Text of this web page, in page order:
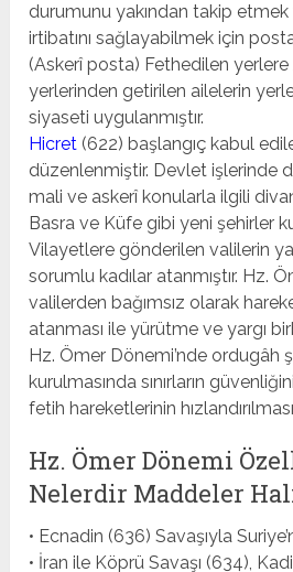
durumunu yakından takip
irtibatını sağlayabilmek için
(Askerî posta) Fethedilen yerlere
yerlerinden getirilen ailelerin
siyaseti uygulanmıştır.
Hicret (622) başlangıç kabul
düzenlenmiştir. Devlet işlerinde
mali ve askerî konularla ilgili
Basra ve Küfe gibi yeni şehirler
Vilayetlere gönderilen valilerin
sorumlu kadılar atanmıştır. Hz.
valilerden bağımsız olarak
atanması ile yürütme ve yargı
Hz. Ömer Dönemi’nde ordugâh
kurulmasında sınırların
fetih hareketlerinin
Hz. Ömer Dönemi
Nelerdir Maddeler
• Ecnadin (636) Savaşıyla
• İran ile Köprü Savaşı (634),